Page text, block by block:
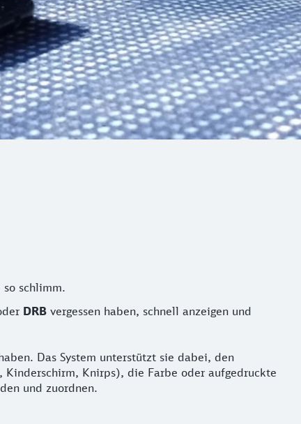
so schlimm.
DRB vergessen haben, schnell anzeigen und
Das System unterstützt sie dabei, den
Kinderschirm, Knirps), die Farbe oder aufgedruckte
und zuordnen.